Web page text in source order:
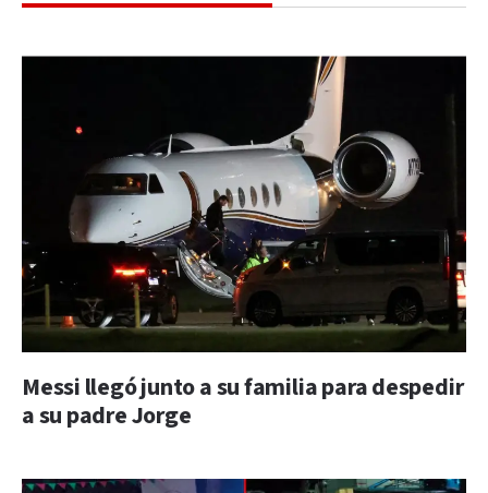
Messi llegó junto a su familia para despedir
a su padre Jorge